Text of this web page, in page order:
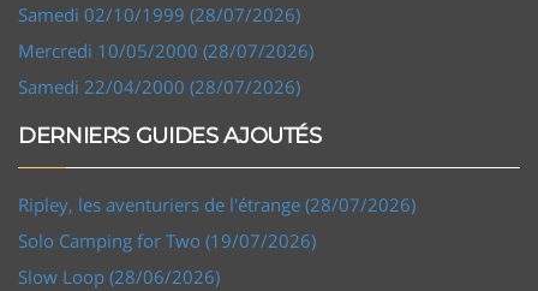
Samedi 02/10/1999 (28/07/2026)
Mercredi 10/05/2000 (28/07/2026)
Samedi 22/04/2000 (28/07/2026)
DERNIERS GUIDES AJOUTÉS
Ripley, les aventuriers de l'étrange (28/07/2026)
Solo Camping for Two (19/07/2026)
Slow Loop (28/06/2026)